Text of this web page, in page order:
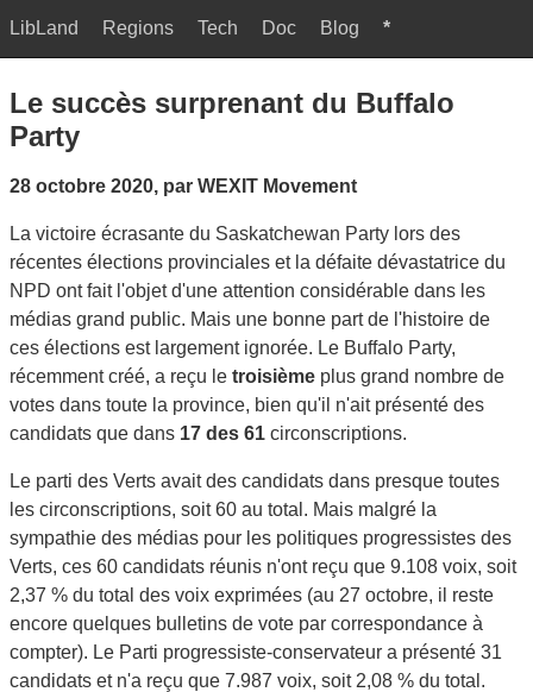
LibLand Regions Tech Doc Blog *
Le succès surprenant du Buffalo
Party
28 octobre 2020, par WEXIT Movement
La victoire écrasante du Saskatchewan Party lors des
récentes élections provinciales et la défaite dévastatrice du
NPD ont fait l'objet d'une attention considérable dans les
médias grand public. Mais une bonne part de l'histoire de
ces élections est largement ignorée. Le Buffalo Party,
récemment créé, a reçu le troisième plus grand nombre de
votes dans toute la province, bien qu'il n'ait présenté des
candidats que dans 17 des 61 circonscriptions.
Le parti des Verts avait des candidats dans presque toutes
les circonscriptions, soit 60 au total. Mais malgré la
sympathie des médias pour les politiques progressistes des
Verts, ces 60 candidats réunis n'ont reçu que 9.108 voix, soit
2,37 % du total des voix exprimées (au 27 octobre, il reste
encore quelques bulletins de vote par correspondance à
compter). Le Parti progressiste-conservateur a présenté 31
candidats et n'a reçu que 7.987 voix, soit 2,08 % du total.